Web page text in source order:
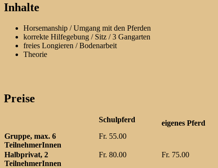
Inhalte
Horsemanship / Umgang mit den Pferden
korrekte Hilfegebung / Sitz / 3 Gangarten
freies Longieren / Bodenarbeit
Theorie
Preise
Schulpferd
eigenes Pferd
Gruppe, max. 6
TeilnehmerInnen
Fr. 55.00
Halbprivat, 2
TeilnehmerInnen
Fr. 80.00 Fr. 75.00